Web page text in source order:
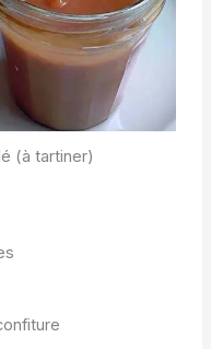
(à tartiner)